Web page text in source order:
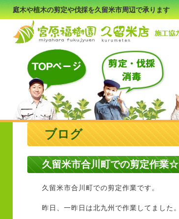
庭木や植木の剪定や伐採を久留米市周辺で承ります
ブログ
久留米市合川町での剪定作業☆
久留米市合川町での剪定作業です。
昨日、一昨日は北九州で作業してました。